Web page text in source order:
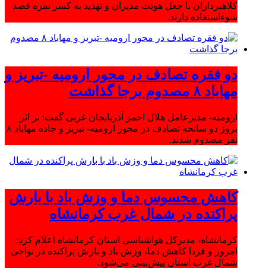
کلاهبرداران با جعل هویت مدیران و تهدید به کسر نمره قصد
سوءاستفاده دارند.
دو فقره تصادف در محور ارومیه -تبریز و
مهاباد ۸ مصدوم برجا گذاشت
ارومیه- مدیرعامل هلال احمر آذربایجان غربی گفت: بر اثر
بروز دو سانحه تصادف در محور ارومیه- تبریز و جاده مهاباد ۸
نفر مصدوم شدند.
کاهش محسوس دما و وزش باد با بارش
پراکنده در شمال غرب کرمانشاه
کرمانشاه- مدیرکل هواشناسی استان کرمانشاه اعلام کرد:
امروز و فردا کاهش دما، وزش باد و بارش پراکنده در نواحی
شمال غرب استان پیش‌بینی می‌شود.